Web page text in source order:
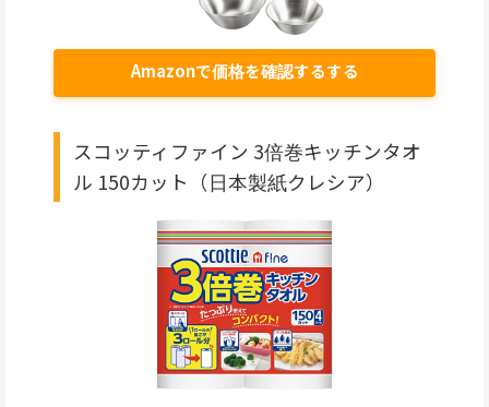
Amazonで価格を確認するする
スコッティファイン 3倍巻キッチンタオ
ル 150カット（日本製紙クレシア）